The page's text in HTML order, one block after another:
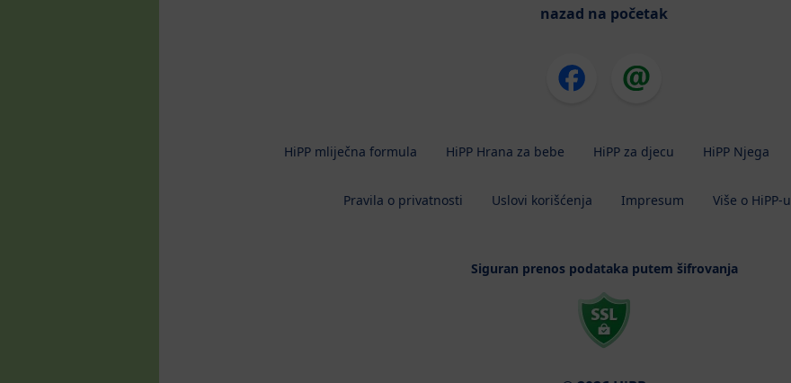
nazad na početak
HiPP mliječna formula HiPP Hrana za bebe HiPP za djecu HiPP Njega
Pravila o privatnosti Uslovi korišćenja Impresum Više o HiPP-u
Siguran prenos podataka putem šifrovanja